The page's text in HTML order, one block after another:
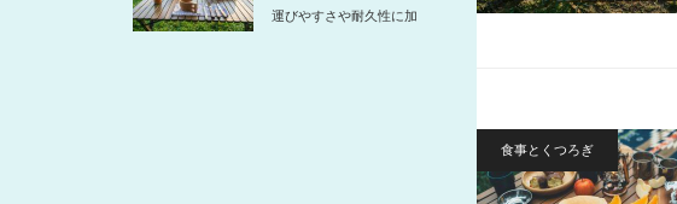
食事とくつろぎ
運びやすさや耐久性に加